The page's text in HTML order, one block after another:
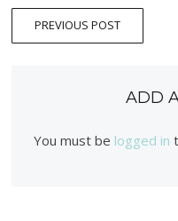
PREVIOUS POST
ADD
You must be logged in